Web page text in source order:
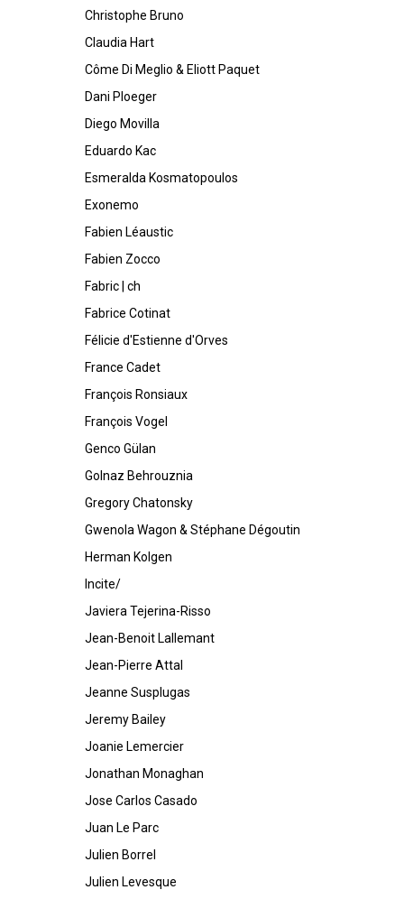
Christophe Bruno
Claudia Hart
Côme Di Meglio & Eliott Paquet
Dani Ploeger
Diego Movilla
Eduardo Kac
Esmeralda Kosmatopoulos
Exonemo
Fabien Léaustic
Fabien Zocco
Fabric | ch
Fabrice Cotinat
Félicie d'Estienne d'Orves
France Cadet
François Ronsiaux
François Vogel
Genco Gülan
Golnaz Behrouznia
Gregory Chatonsky
Gwenola Wagon & Stéphane Dégoutin
Herman Kolgen
Incite/
Javiera Tejerina-Risso
Jean-Benoit Lallemant
Jean-Pierre Attal
Jeanne Susplugas
Jeremy Bailey
Joanie Lemercier
Jonathan Monaghan
Jose Carlos Casado
Juan Le Parc
Julien Borrel
Julien Levesque